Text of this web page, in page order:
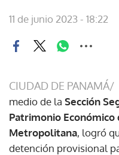
11 de junio 2023 - 18:22
CIUDAD DE PANAMÁ/
medio de la Sección
Patrimonio Económico
Metropolitana, logró
detención provisional